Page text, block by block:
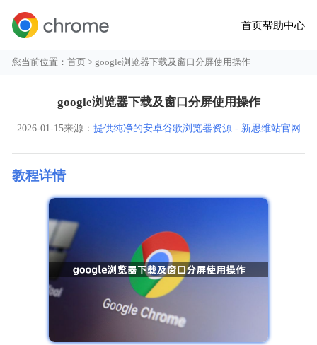
首页帮助中心
您当前位置：首页 > google浏览器下载及窗口分屏使用操作
google浏览器下载及窗口分屏使用操作
2026-01-15来源： 提供纯净的安卓谷歌浏览器资源 - 新思维站官网
教程详情